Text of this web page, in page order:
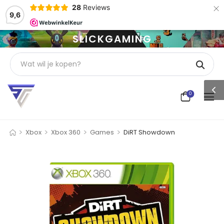
9,6
28 Reviews ×
SLICKGAMING
0
> Xbox > Xbox 360 > Games > DiRT Showdown